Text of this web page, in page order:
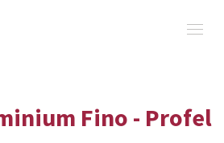
Fino - Profel